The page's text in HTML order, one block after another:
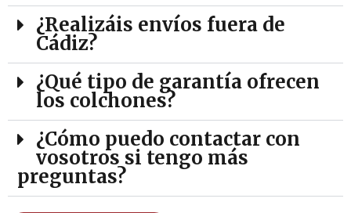
¿Realizáis envíos fuera de
Cádiz?
¿Qué tipo de garantía ofrecen
los colchones?
¿Cómo puedo contactar con
vosotros si tengo más
preguntas?